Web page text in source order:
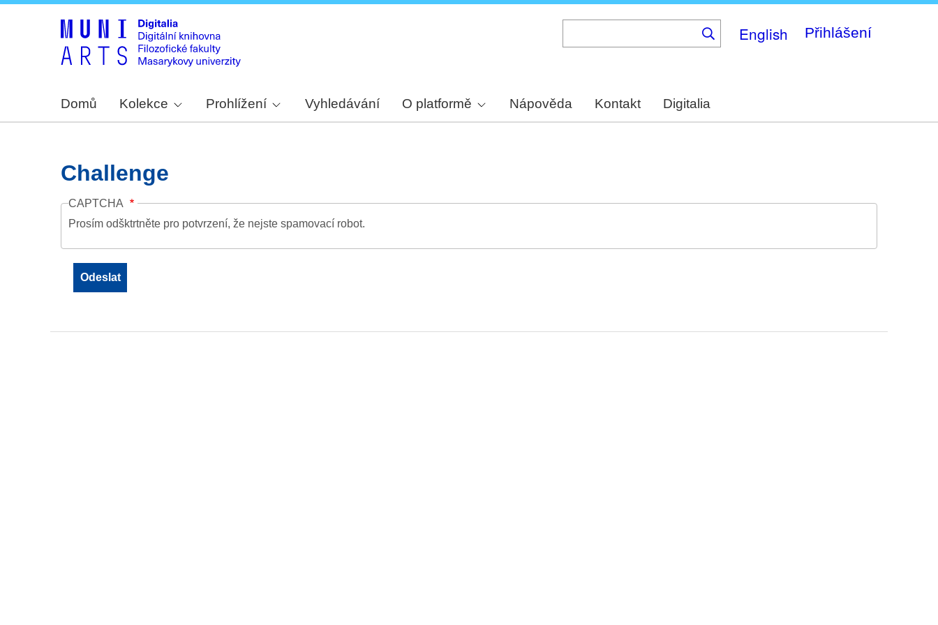
English Přihlášení
Domů Kolekce Prohlížení Vyhledávání O platformě Nápověda Kontakt Digitalia
Challenge
CAPTCHA
Prosím odšktrtněte pro potvrzení, že nejste spamovací robot.